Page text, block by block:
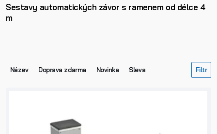
Sestavy automatických závor s ramenem od délce 4
m
Název Doprava zdarma Novinka Sleva